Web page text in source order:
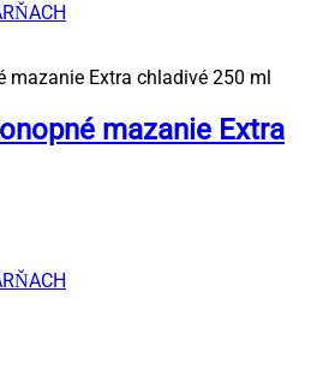
mazanie Extra